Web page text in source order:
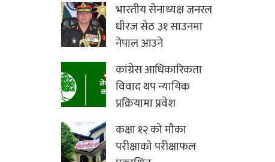
भारतीय सेनाध्यक्ष जनरल
धीरज सेठ ३१ साउनमा
नेपाल आउने
कांग्रेस आधिकारिकता
विवाद थप न्यायिक
प्रक्रियामा प्रवेश
कक्षा १२ को मौका
परीक्षाको परीक्षाफल